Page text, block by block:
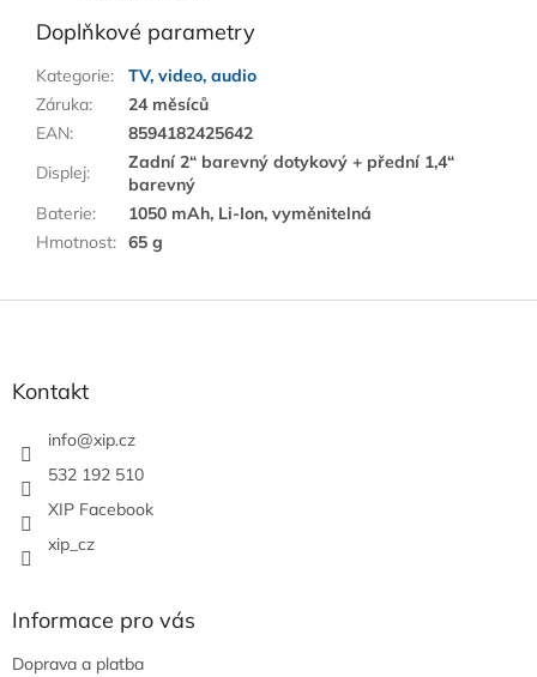
Doplňkové parametry
Kategorie:
TV, video, audio
Záruka:
24 měsíců
EAN:
8594182425642
Displej:
Zadní 2“ barevný dotykový + přední 1,4“
barevný
Baterie:
1050 mAh, Li-Ion, vyměnitelná
Hmotnost: 65 g
Kontakt
info@xip.cz
532 192 510
XIP Facebook
xip_cz
Informace pro vás
Doprava a platba